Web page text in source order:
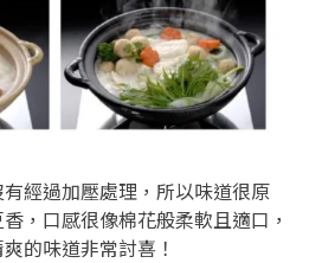
經過加壓處理，所以味道很原
，口感很像棉花般柔軟且適口，
的味道非常討喜！